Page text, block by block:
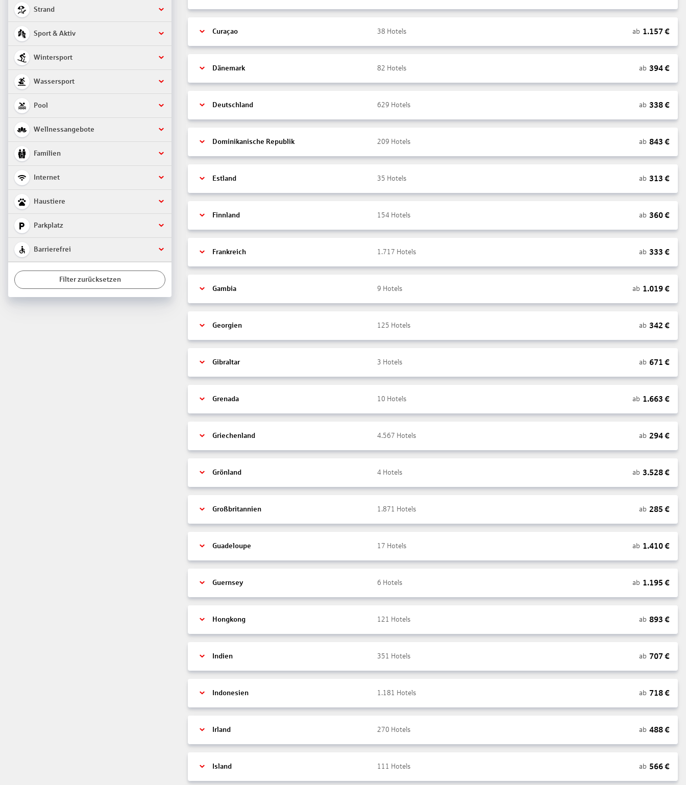
Strand
Sport & Aktiv
Wintersport
Wassersport
Pool
Wellnessangebote
Familien
Internet
Haustiere
Parkplatz
Barrierefrei
Filter zurücksetzen
Curaçao 38 Hotels ab 1.157 €
Dänemark 82 Hotels ab 394€
Deutschland 629 Hotels ab 338€
Dominikanische Republik 209 Hotels ab 843 €
Estland 35 Hotels ab 313 €
Finnland 154 Hotels ab 360€
Frankreich 1.717 Hotels ab 333 €
Gambia 9 Hotels ab 1.019€
Georgien 125 Hotels ab 342 €
Gibraltar 3 Hotels ab 671 €
Grenada 10 Hotels ab 1.663 €
Griechenland 4.567 Hotels ab 294€
Grönland 4 Hotels ab 3.528€
Großbritannien 1.871 Hotels ab 285 €
Guadeloupe 17 Hotels ab 1.410€
Guernsey 6 Hotels ab 1.195 €
Hongkong 121 Hotels ab 893 €
Indien 351 Hotels ab 707 €
Indonesien 1.181 Hotels ab 718€
Irland 270 Hotels ab 488€
Island 111 Hotels ab 566€